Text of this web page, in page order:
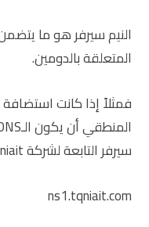
المتعلقة بالدومين.
فمثلاً إذا كانت استضافة
سيرفر التابعة لشركة tqniait .. وتظهر على الشكل التالي:
ns1.tqniait.com